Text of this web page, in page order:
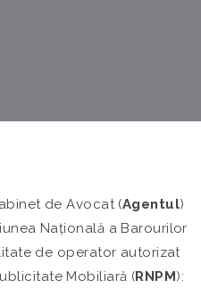
de Avocat (Agentul)
Națională a Barourilor
de operator autorizat
Mobiliară (RNPM):